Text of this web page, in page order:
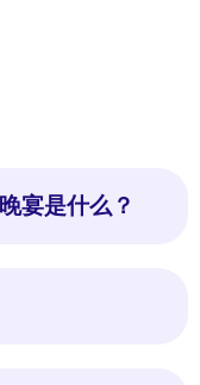
宴是什么？